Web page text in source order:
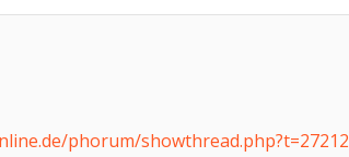
phorum/showthread.php?t=27212